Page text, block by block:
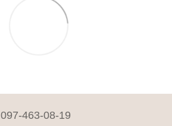
097-463-08-19